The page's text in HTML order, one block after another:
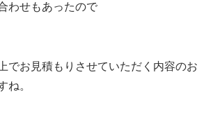
わせもあったので
でお見積もりさせていただく内容のお
ね。